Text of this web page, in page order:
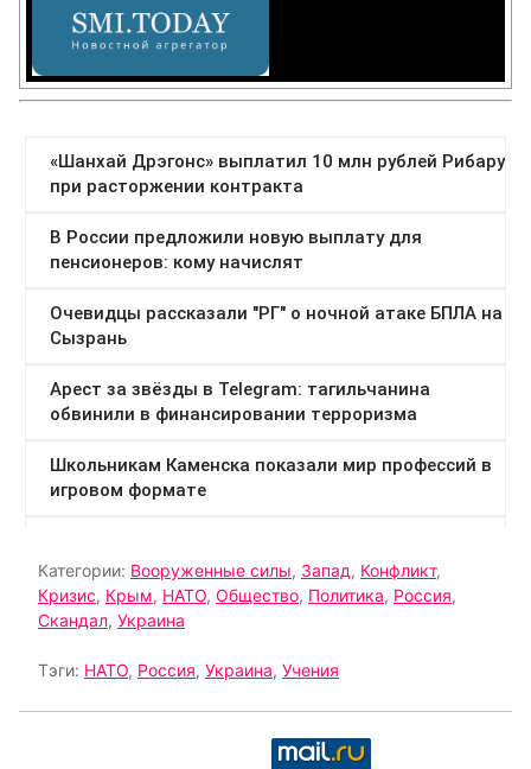
Категории: Вооруженные силы, Запад, Конфликт,
Кризис, Крым, НАТО, Общество, Политика, Россия,
Скандал, Украина
Тэги: НАТО, Россия, Украина, Учения